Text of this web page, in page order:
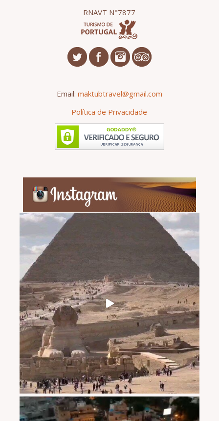
RNAVT N°7877
Email: maktubtravel@gmail.com
Política de Privacidade